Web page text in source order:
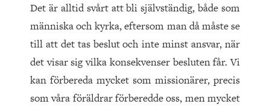
Det är alltid svårt att bli självständig, både som
människa och kyrka, eftersom man då måste se
till att det tas beslut och inte minst ansvar, när
det visar sig vilka konsekvenser besluten får. Vi
kan förbereda mycket som missionärer, precis
som våra föräldrar förberedde oss, men mycket